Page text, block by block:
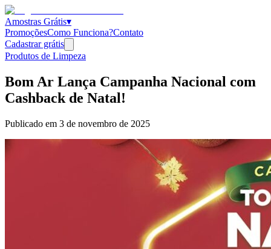
Amostras Grátis▾
PromoçõesComo Funciona?Contato
Cadastrar grátis
Produtos de Limpeza
Bom Ar Lança Campanha Nacional com
Cashback de Natal!
Publicado em 3 de novembro de 2025